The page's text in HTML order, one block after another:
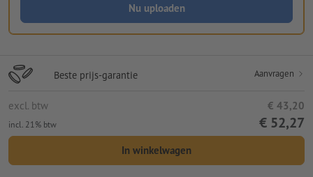
Nu uploaden
Beste prijs-garantie Aanvragen
excl. btw € 43,20
incl. 21% btw € 52,27
In winkelwagen